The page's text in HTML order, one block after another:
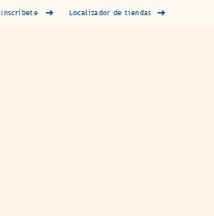
Inscríbete Localizador de tiendas